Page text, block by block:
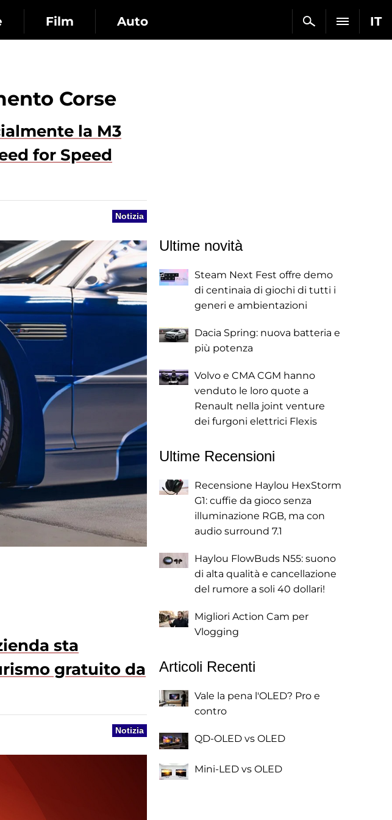
IT
Film Auto
Corse
la M3
for Speed
Notizia
sta
gratuito da
Notizia
Ultime novità
Steam Next Fest offre demo
di centinaia di giochi di tutti i
generi e ambientazioni
Dacia Spring: nuova batteria e
più potenza
Volvo e CMA CGM hanno
venduto le loro quote a
Renault nella joint venture
dei furgoni elettrici Flexis
Ultime Recensioni
Recensione Haylou HexStorm
G1: cuffie da gioco senza
illuminazione RGB, ma con
audio surround 7.1
Haylou FlowBuds N55: suono
di alta qualità e cancellazione
del rumore a soli 40 dollari!
Migliori Action Cam per
Vlogging
Articoli Recenti
Vale la pena l'OLED? Pro e
contro
QD-OLED vs OLED
Mini-LED vs OLED